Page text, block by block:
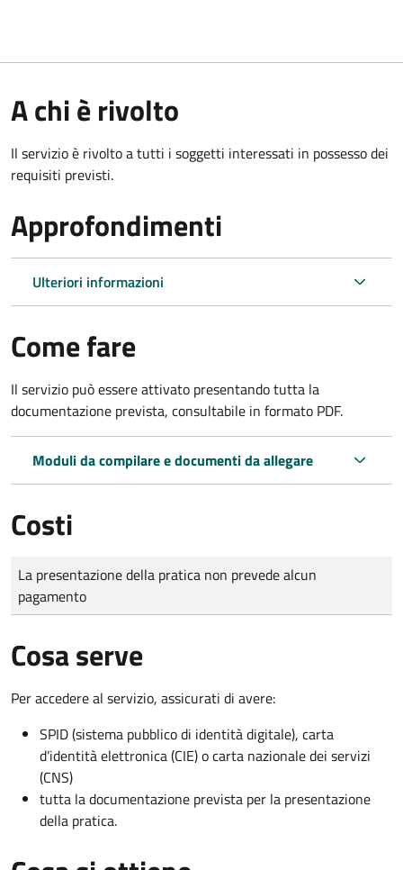
A chi è rivolto
Il servizio è rivolto a tutti i soggetti interessati in possesso dei
requisiti previsti.
Approfondimenti
Ulteriori informazioni
Come fare
Il servizio può essere attivato presentando tutta la
documentazione prevista, consultabile in formato PDF.
Moduli da compilare e documenti da allegare
Costi
Tipo di pagamento
Importo
La presentazione della pratica non prevede alcun
pagamento
Cosa serve
Per accedere al servizio, assicurati di avere:
SPID (sistema pubblico di identità digitale), carta
d’identità elettronica (CIE) o carta nazionale dei servizi
(CNS)
tutta la documentazione prevista per la presentazione
della pratica.